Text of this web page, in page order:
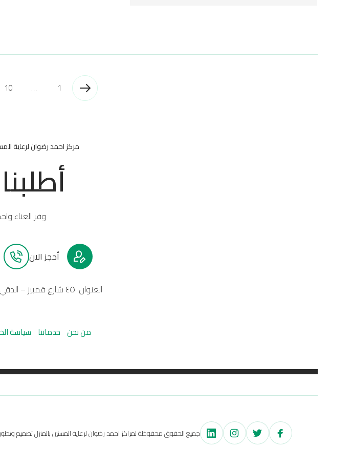
1
…
10
مركز احمد رضوان لرعاية
وفر العناء
أحجز الان
العنوان: ٤٥ شارع قمبيز – الدقي – امام بوابة ١٠ نادي الصيد
من نحن خدماتنا سياسة
جميع الحقوق محفوظة لمراكز احمد رضوان لرعاية المسنين بالمنزل تصميم